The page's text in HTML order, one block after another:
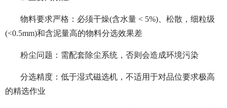
物料要求严格：必须干燥(含水量 < 5%)、松散，细粒级
(<0.5mm)和含泥量高的物料分选效果差
粉尘问题：需配套除尘系统，否则会造成环境污染
分选精度：低于湿式磁选机，不适用于对品位要求极高
的精选作业